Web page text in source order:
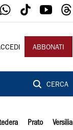
ABBONATI
CERCA
Prato Versilia